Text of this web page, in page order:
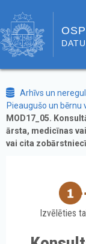
OSP
Arhīvs un
Pieaugušo un bērnu
MOD17_05.
ārsta, medicīnas
vai cita
Izvēlēties